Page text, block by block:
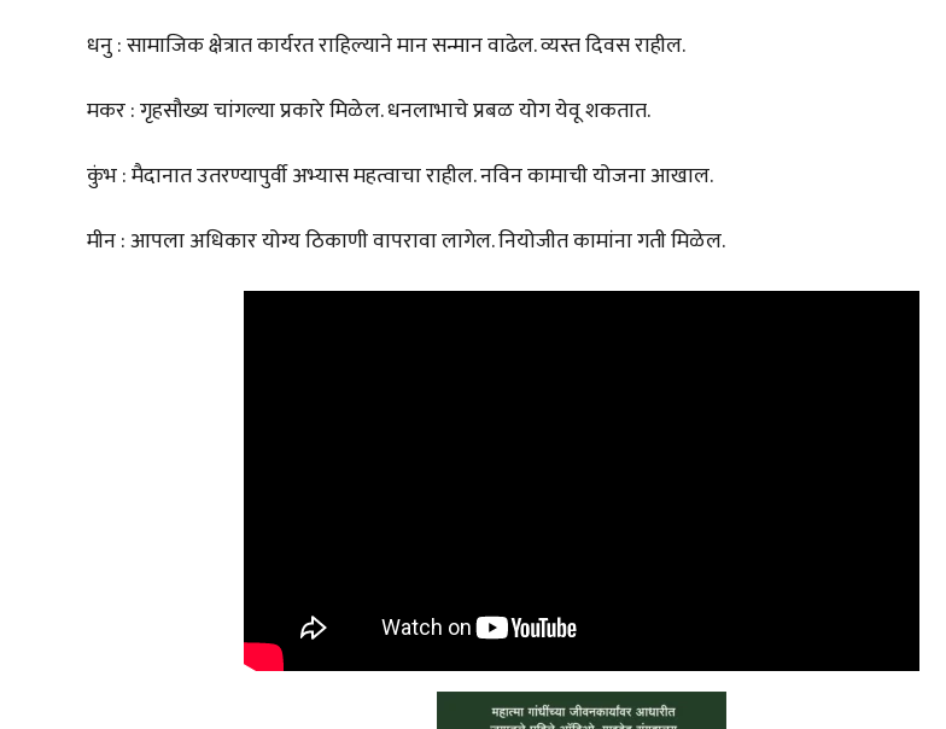
धनु : सामाजिक क्षेत्रात कार्यरत राहिल्याने मान सन्मान वाढेल. व्यस्त दिवस राहील.
मकर : गृहसौख्य चांगल्या प्रकारे मिळेल. धनलाभाचे प्रबळ योग येवू शकतात.
कुंभ : मैदानात उतरण्यापुर्वी अभ्यास महत्वाचा राहील. नविन कामाची योजना आखाल.
मीन : आपला अधिकार योग्य ठिकाणी वापरावा लागेल. नियोजीत कामांना गती मिळेल.